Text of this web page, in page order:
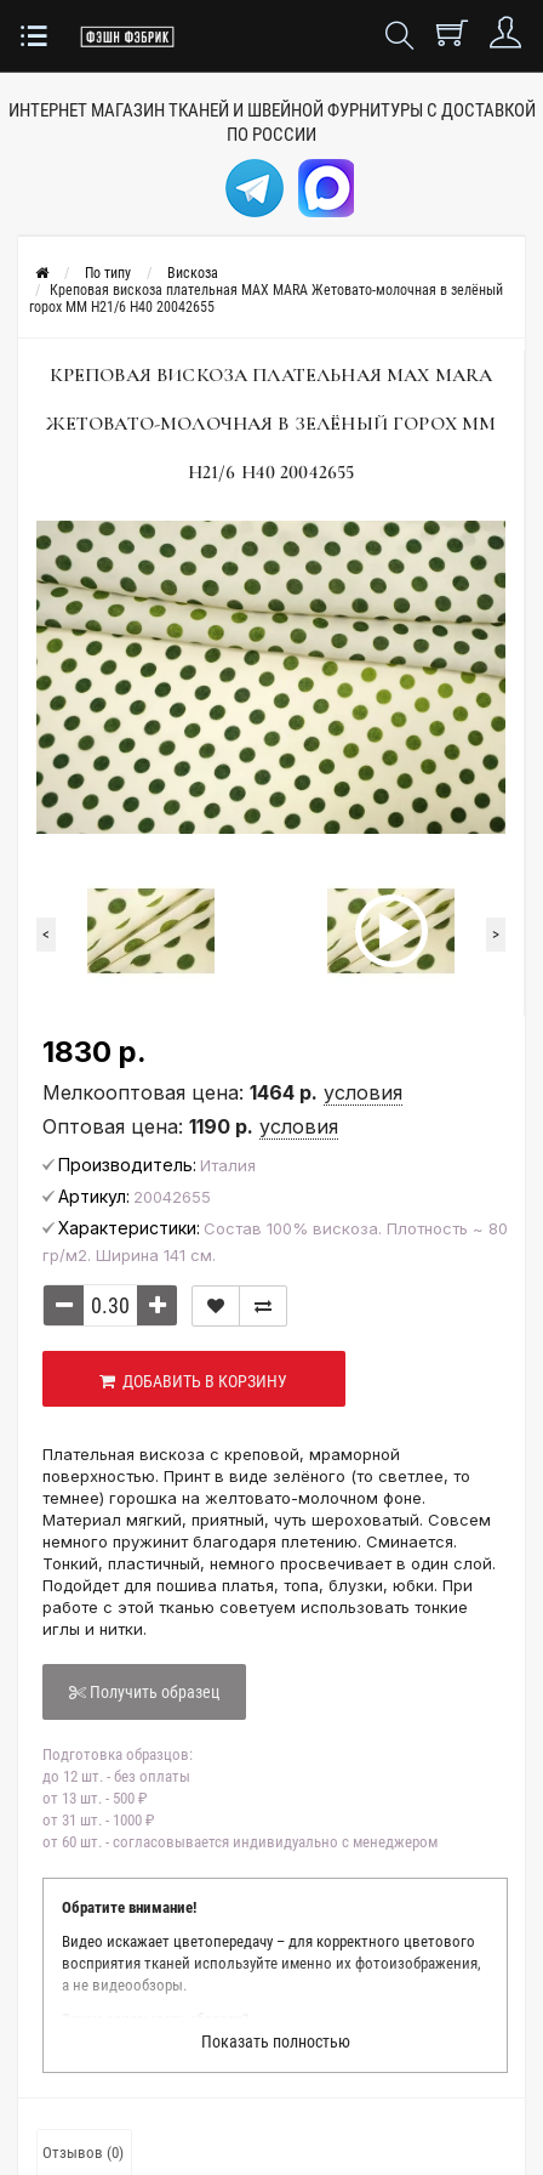
ИНТЕРНЕТ МАГАЗИН ТКАНЕЙ И ШВЕЙНОЙ ФУРНИТУРЫ С ДОСТАВКОЙ
ПО РОССИИ
По типу
Вискоза
Креповая вискоза плательная MAX MARA Жетовато-молочная в зелёный
горох MM H21/6 H40 20042655
КРЕПОВАЯ ВИСКОЗА ПЛАТЕЛЬНАЯ MAX MARA
ЖЕТОВАТО-МОЛОЧНАЯ В ЗЕЛЁНЫЙ ГОРОХ MM
H21/6 H40 20042655
< >
1830 р.
Мелкооптовая цена: 1464 р. условия
Оптовая цена: 1190 р. условия
Производитель: Италия
Артикул: 20042655
Характеристики: Состав 100% вискоза. Плотность ~ 80
гр/м2. Ширина 141 см.
ДОБАВИТЬ В КОРЗИНУ
Плательная вискоза с креповой, мраморной
поверхностью. Принт в виде зелёного (то светлее, то
темнее) горошка на желтовато-молочном фоне.
Материал мягкий, приятный, чуть шероховатый. Совсем
немного пружинит благодаря плетению. Сминается.
Тонкий, пластичный, немного просвечивает в один слой.
Подойдет для пошива платья, топа, блузки, юбки. При
работе с этой тканью советуем использовать тонкие
иглы и нитки.
Получить образец
Подготовка образцов:
до 12 шт. - без оплаты
от 13 шт. - 500 ₽
от 31 шт. - 1000 ₽
от 60 шт. - согласовывается индивидуально с менеджером
Обратите внимание!
Видео искажает цветопередачу – для корректного цветового
восприятия тканей используйте именно их фотоизображения,
а не видеообзоры.
Мы делаем все возможное, чтобы точно описать цвет каждой
ткани из нашего каталога. Мы осматриваем и фотографируем
точное соответствие цветов из-за одного простого факта:
Показать полностью
Отзывов (0)